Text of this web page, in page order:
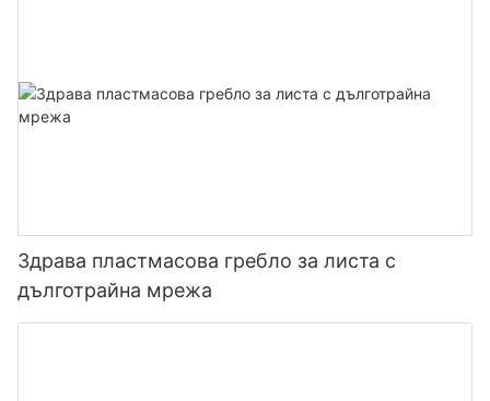
Здрава пластмасова гребло за листа с
дълготрайна мрежа